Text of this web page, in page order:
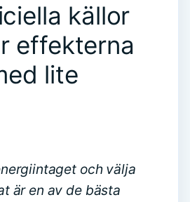
källor
effekterna
lite
och välja
är en av de bästa